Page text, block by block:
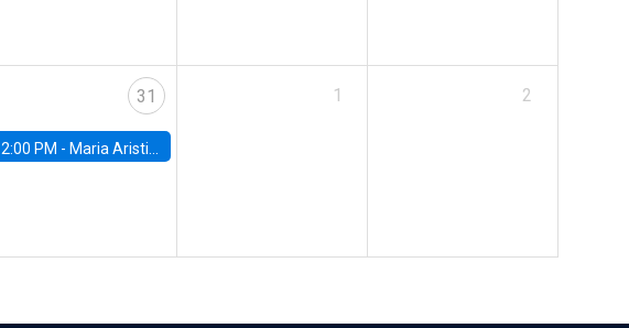
31
2:00 PM - Maria Aristizabal-Ramirez, FED Board
1 2